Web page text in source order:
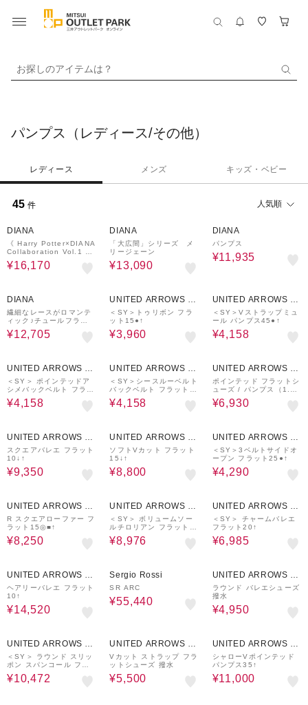
お探しのアイテムは？
パンプス（レディース/その他）
レディース メンズ キッズ・ベビー
45 件 人気順
DIANA
《 Harry Potter×DIANA
Collaboration Vol.1 》
「大広間」シリ
¥16,170
DIANA
「大広間」シリーズ メ
リージェーン
¥13,090
DIANA
パンプス
¥11,935
DIANA
繊細なレースがロマンテ
ィック♪チュールフラッ
トパンプス
¥12,705
UNITED ARROWS O
UTLET
＜SY＞トゥリボン フラ
ット15●↑
¥3,960
UNITED ARROWS O
UTLET
＜SY＞Vストラップミュ
ール パンプス45●↑
¥4,158
UNITED ARROWS O
UTLET
＜SY＞ ポインテッドア
シメバックベルト フラッ
ト25●↑
¥4,158
UNITED ARROWS O
UTLET
＜SY＞シースルーベルト
バックベルト フラット1
5●↑
¥4,158
UNITED ARROWS O
UTLET
ポインテッド フラットシ
ューズ / パンプス（1.5c
mヒール）-撥水-
¥6,930
UNITED ARROWS O
UTLET
スクエアバレエ フラット
10↓↑
¥9,350
UNITED ARROWS O
UTLET
ソフトVカット フラット
15↓↑
¥8,800
UNITED ARROWS O
UTLET
＜SY＞3ベルトサイドオ
ープン フラット25●↑
¥4,290
UNITED ARROWS O
UTLET
R スクエアローファー フ
ラット15◎■↑
¥8,250
UNITED ARROWS O
UTLET
＜SY＞ ボリュームソー
ルチロリアン フラット5
5↑
¥8,976
UNITED ARROWS O
UTLET
＜SY＞ チャームバレエ
フラット20↑
¥6,985
UNITED ARROWS O
UTLET
ヘアリーバレエ フラット
10↑
¥14,520
Sergio Rossi
SR ARC
¥55,440
UNITED ARROWS O
UTLET
ラウンド バレエシューズ
撥水
¥4,950
UNITED ARROWS O
UTLET
＜SY＞ ラウンド スリッ
ポン スパンコール フラ
ット55↑
¥10,472
UNITED ARROWS O
UTLET
Vカット ストラップ フラ
ットシューズ 撥水
¥5,500
UNITED ARROWS O
UTLET
シャローVポインテッド
パンプス35↑
¥11,000